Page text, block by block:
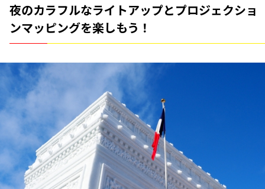
夜のカラフルなライトアップとプロジェクショ
ンマッピングを楽しもう！